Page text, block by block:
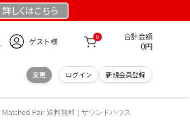
詳しくはこちら
ゲスト様 0 合計金額
0円
変更 ログイン 新規会員登録
Pair 送料無料 | サウンドハウス